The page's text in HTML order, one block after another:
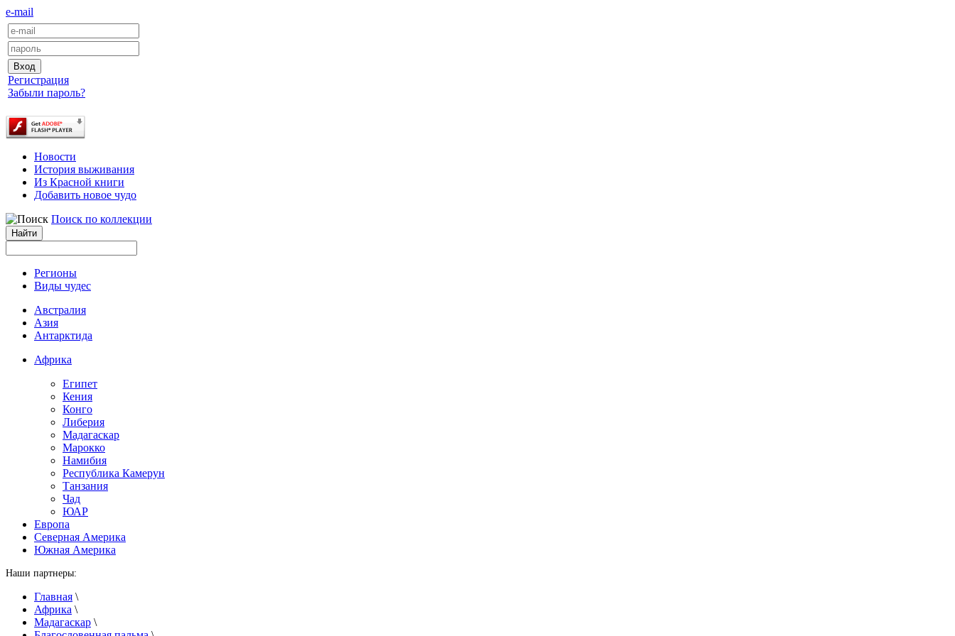
e-mail
Регистрация
Забыли пароль?
Новости
История выживания
Из Красной книги
Добавить новое чудо
Поиск по коллекции
Регионы
Виды чудес
Австралия
Азия
Антарктида
Африка
Египет
Кения
Конго
Либерия
Мадагаскар
Марокко
Намибия
Республика Камерун
Танзания
Чад
ЮАР
Европа
Северная Америка
Южная Америка
Наши партнеры:
Главная \
Африка \
Мадагаскар \